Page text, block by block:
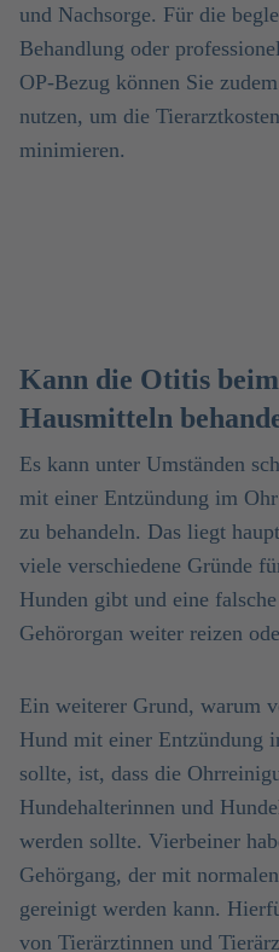
und Nachsorge. Für die
Behandlung oder
OP-Bezug können Sie
nutzen, um die
minimieren.
Kann die Otitis
Hausmitteln
Es kann unter Umständen
mit einer Entzündung im
zu behandeln. Das liegt
viele verschiedene Gründe
Hunden gibt und eine
Gehörorgan weiter reizen
Ein weiterer Grund, warum
Hund mit einer Entzündung
sollte, ist, dass die
Hundehalterinnen und
werden sollte. Vierbeiner
Gehörgang, der mit
gereinigt werden kann.
von Tierärztinnen und